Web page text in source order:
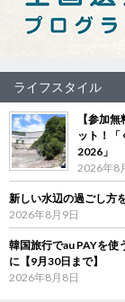
ライフスタイル
【参加
ット！
2026」
2026年8
新しい水辺の過ごし方
2026年8月9日
韓国旅行でau PAYを
に【9月30日まで】
2026年8月8日